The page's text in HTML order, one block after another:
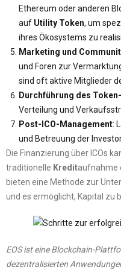
Ethereum oder anderen
auf Utility Token, um
ihres Ökosystems zu
Marketing und
und Foren zur
sind oft aktive Mitglieder
Durchführung des
Verteilung und
Post-ICO-Management:
und Betreuung der
Die Finanzierung über ICOs
traditionelle Kreditaufnahme
bieten eine Methode zur
und es ermöglicht, Kapital zu
EOS ist eine Blockchain-
dezentralisierten